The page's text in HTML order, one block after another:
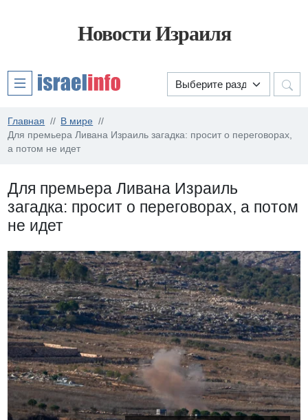
Новости Израиля
Главная
В мире
Для премьера Ливана Израиль загадка: просит о переговорах,
а потом не идет
Для премьера Ливана Израиль
загадка: просит о переговорах, а потом
не идет